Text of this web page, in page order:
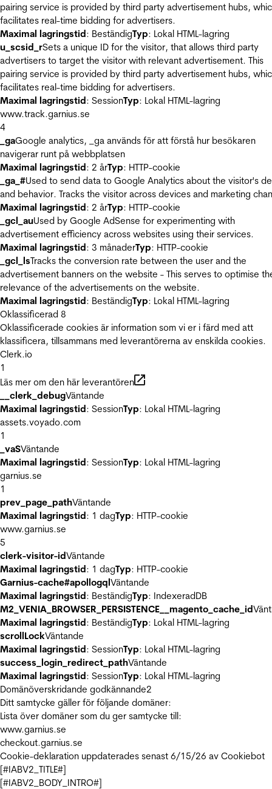
pairing service is provided by third party advertisement hubs,
facilitates real-time bidding for advertisers.
Maximal lagringstid: BeständigTyp: Lokal HTML-lagring
u_scsid_rSets a unique ID for the visitor, that allows third party
advertisers to target the visitor with relevant advertisement. This
pairing service is provided by third party advertisement hubs,
facilitates real-time bidding for advertisers.
Maximal lagringstid: SessionTyp: Lokal HTML-lagring
www.track.garnius.se
4
_gaGoogle analytics, _ga används för att förstå hur besökaren
navigerar runt på webbplatsen
Maximal lagringstid: 2 årTyp: HTTP-cookie
_ga_#Used to send data to Google Analytics about the visitor's
and behavior. Tracks the visitor across devices and marketing
Maximal lagringstid: 2 årTyp: HTTP-cookie
_gcl_auUsed by Google AdSense for experimenting with
advertisement efficiency across websites using their services.
Maximal lagringstid: 3 månaderTyp: HTTP-cookie
_gcl_lsTracks the conversion rate between the user and the
advertisement banners on the website - This serves to optimise
relevance of the advertisements on the website.
Maximal lagringstid: BeständigTyp: Lokal HTML-lagring
Oklassificerad 8
Oklassificerade cookies är information som vi er i färd med att
klassificera, tillsammans med leverantörerna av enskilda cookies.
Clerk.io
1
Läs mer om den här leverantören
__clerk_debugVäntande
Maximal lagringstid: SessionTyp: Lokal HTML-lagring
assets.voyado.com
1
_vaSVäntande
Maximal lagringstid: SessionTyp: Lokal HTML-lagring
garnius.se
1
prev_page_pathVäntande
Maximal lagringstid: 1 dagTyp: HTTP-cookie
www.garnius.se
5
clerk-visitor-idVäntande
Maximal lagringstid: 1 dagTyp: HTTP-cookie
Garnius-cache#apollogqlVäntande
Maximal lagringstid: BeständigTyp: IndexeradDB
M2_VENIA_BROWSER_PERSISTENCE__magento_cache_id
Maximal lagringstid: BeständigTyp: Lokal HTML-lagring
scrollLockVäntande
Maximal lagringstid: SessionTyp: Lokal HTML-lagring
success_login_redirect_pathVäntande
Maximal lagringstid: SessionTyp: Lokal HTML-lagring
Domänöverskridande godkännande2
Ditt samtycke gäller för följande domäner:
Lista över domäner som du ger samtycke till:
www.garnius.se
checkout.garnius.se
Cookie-deklaration uppdaterades senast 6/15/26 av Cookiebot
[#IABV2_TITLE#]
[#IABV2_BODY_INTRO#]